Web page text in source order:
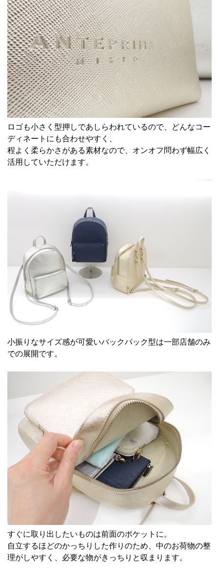
ロゴも小さく型押しであしらわれているので、どんなコー
ディネートにも合わせやすく、
程よく柔らかさがある素材なので、オンオフ問わず幅広く
活用していただけます。
小振りなサイズ感が可愛いバックパック型は一部店舗のみ
での展開です。
すぐに取り出したいものは前面のポケットに。
自立するほどのかっちりした作りのため、中のお荷物の整
理がしやすく、必要な物がきっちりと収まります。